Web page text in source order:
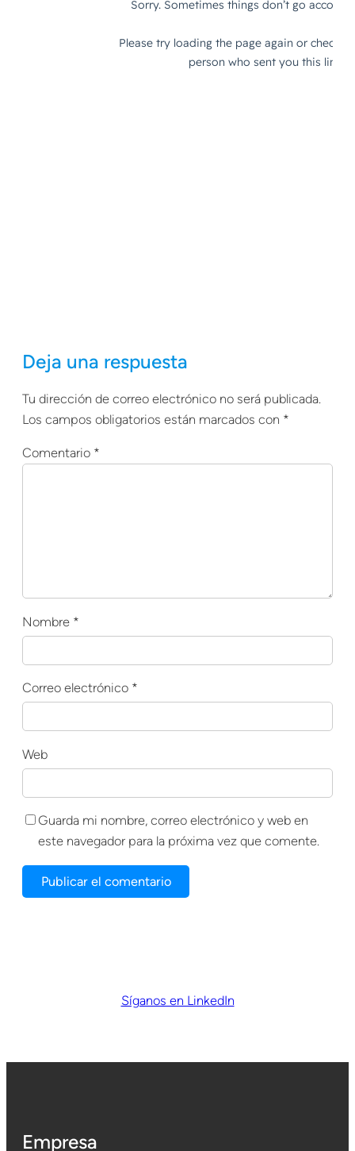
Deja una respuesta
Tu dirección de correo electrónico no será publicada.
Los campos obligatorios están marcados con *
Comentario *
Nombre *
Correo electrónico *
Web
Guarda mi nombre, correo electrónico y web en
este navegador para la próxima vez que comente.
Síganos en LinkedIn
Empresa